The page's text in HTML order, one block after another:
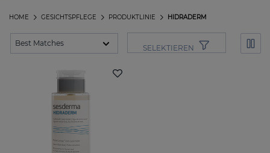
HIDRADERM
PRODUKTLINIE
GESICHTSPFLEGE
HOME
SELEKTIEREN